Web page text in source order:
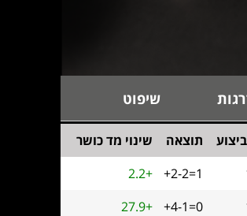
שיפוט
תוצאה
שינוי מד כושר
+2-2=1
2.2+
+4-1=0
27.9+